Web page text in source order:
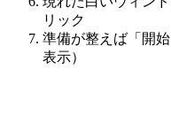
リック
準備が整えば「開
表示）